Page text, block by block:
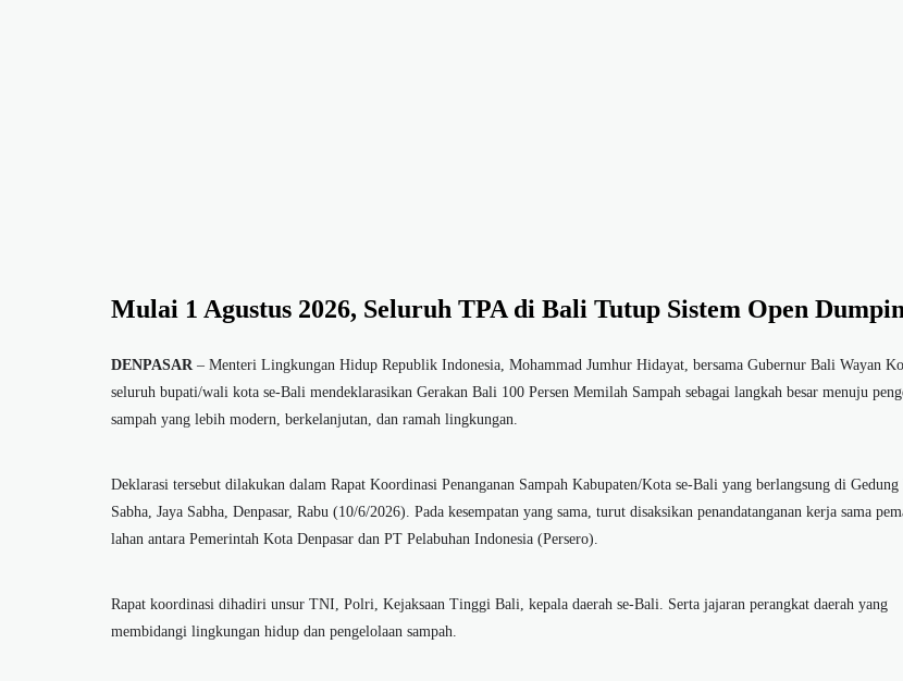
Mulai 1 Agustus 2026, Seluruh TPA di Bali Tutup Sistem Open
DENPASAR – Menteri Lingkungan Hidup Republik Indonesia, Mohammad Jumhur Hidayat, bersama Gubernur Bali Wayan
seluruh bupati/wali kota se-Bali mendeklarasikan Gerakan Bali 100 Persen Memilah Sampah sebagai langkah besar menuju
sampah yang lebih modern, berkelanjutan, dan ramah lingkungan.
Deklarasi tersebut dilakukan dalam Rapat Koordinasi Penanganan Sampah Kabupaten/Kota se-Bali yang berlangsung di
Sabha, Jaya Sabha, Denpasar, Rabu (10/6/2026). Pada kesempatan yang sama, turut disaksikan penandatanganan kerja sama
lahan antara Pemerintah Kota Denpasar dan PT Pelabuhan Indonesia (Persero).
Rapat koordinasi dihadiri unsur TNI, Polri, Kejaksaan Tinggi Bali, kepala daerah se-Bali. Serta jajaran perangkat daerah yang
membidangi lingkungan hidup dan pengelolaan sampah.